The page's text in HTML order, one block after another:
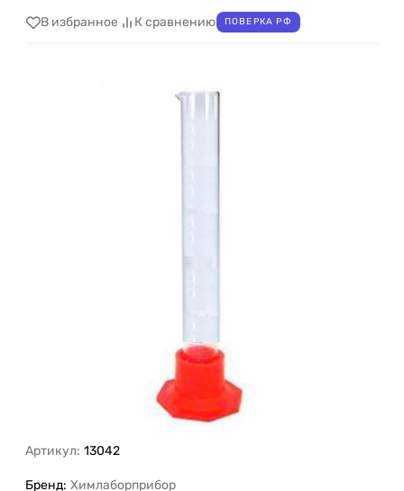
В избранное К сравнению ПОВЕРКА РФ
Артикул: 13042
Бренд: Химлаборприбор